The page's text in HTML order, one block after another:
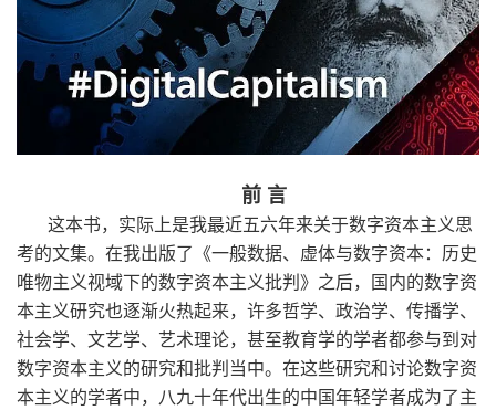
前 言
这本书，实际上是我最近五六年来关于数字资本主义思
考的文集。在我出版了《一般数据、虚体与数字资本：历史
唯物主义视域下的数字资本主义批判》之后，国内的数字资
本主义研究也逐渐火热起来，许多哲学、政治学、传播学、
社会学、文艺学、艺术理论，甚至教育学的学者都参与到对
数字资本主义的研究和批判当中。在这些研究和讨论数字资
本主义的学者中，八九十年代出生的中国年轻学者成为了主